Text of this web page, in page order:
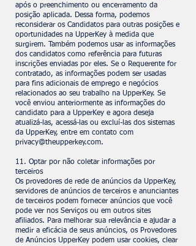
após o preenchimento ou encerramento da
posição aplicada. Dessa forma, podemos
reconsiderar os Candidatos para outras posições e
oportunidades na UpperKey à medida que
surgirem. Também podemos usar as informações
dos candidatos como referência para futuras
inscrições enviadas por eles. Se o Requerente for
contratado, as informações podem ser usadas
para fins adicionais de emprego e negócios
relacionados ao seu trabalho na UpperKey. Se
você enviou anteriormente as informações do
candidato para a UpperKey e agora deseja
atualizá-las, acessá-las ou excluí-las dos sistemas
da UpperKey, entre em contato com
privacy@theupperkey.com.
11. Optar por não coletar informações por
terceiros
Os provedores de rede de anúncios da UpperKey,
servidores de anúncios de terceiros e anunciantes
de terceiros podem fornecer anúncios que você
pode ver nos Serviços ou em outros sites
afiliados. Para melhorar sua relevância e ajudar a
medir a eficácia de seus anúncios, os Provedores
de Anúncios UpperKey podem usar cookies, clear